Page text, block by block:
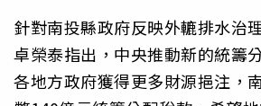
針對南投縣政府反映外轆排水治
卓榮泰指出，中央推動新的統籌
各地方政府獲得更多財源挹注，